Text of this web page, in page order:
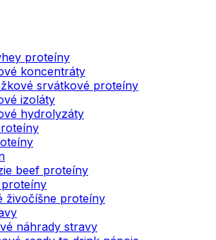
proteíny
koncentráty
srvátkové proteíny
izoláty
hydrolyzáty
beef proteíny
živočíšne proteíny
náhrady stravy